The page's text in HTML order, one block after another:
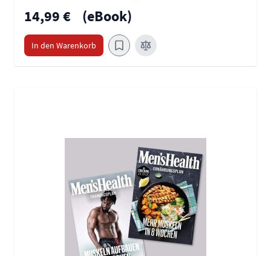
14,99 € (eBook)
In den Warenkorb